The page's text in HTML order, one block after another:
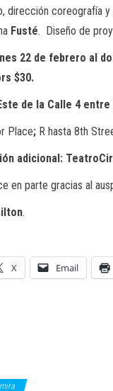
dirección coreografía y
Fusté. Diseño de
22 de febrero al
$30.
de la Calle 4
Place; R hasta 8th
adicional:
en parte gracias al
.
X Email